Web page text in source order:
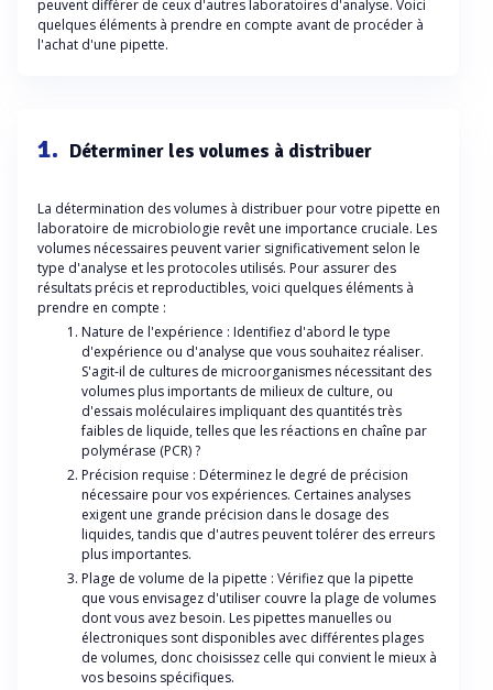
peuvent différer de ceux d'autres laboratoires d'analyse. Voici
quelques éléments à prendre en compte avant de procéder à
l'achat d'une pipette.
1. Déterminer les volumes à distribuer
La détermination des volumes à distribuer pour votre pipette en
laboratoire de microbiologie revêt une importance cruciale. Les
volumes nécessaires peuvent varier significativement selon le
type d'analyse et les protocoles utilisés. Pour assurer des
résultats précis et reproductibles, voici quelques éléments à
prendre en compte :
Nature de l'expérience : Identifiez d'abord le type
d'expérience ou d'analyse que vous souhaitez réaliser.
S'agit-il de cultures de microorganismes nécessitant des
volumes plus importants de milieux de culture, ou
d'essais moléculaires impliquant des quantités très
faibles de liquide, telles que les réactions en chaîne par
polymérase (PCR) ?
Précision requise : Déterminez le degré de précision
nécessaire pour vos expériences. Certaines analyses
exigent une grande précision dans le dosage des
liquides, tandis que d'autres peuvent tolérer des erreurs
plus importantes.
Plage de volume de la pipette : Vérifiez que la pipette
que vous envisagez d'utiliser couvre la plage de volumes
dont vous avez besoin. Les pipettes manuelles ou
électroniques sont disponibles avec différentes plages
de volumes, donc choisissez celle qui convient le mieux à
vos besoins spécifiques.